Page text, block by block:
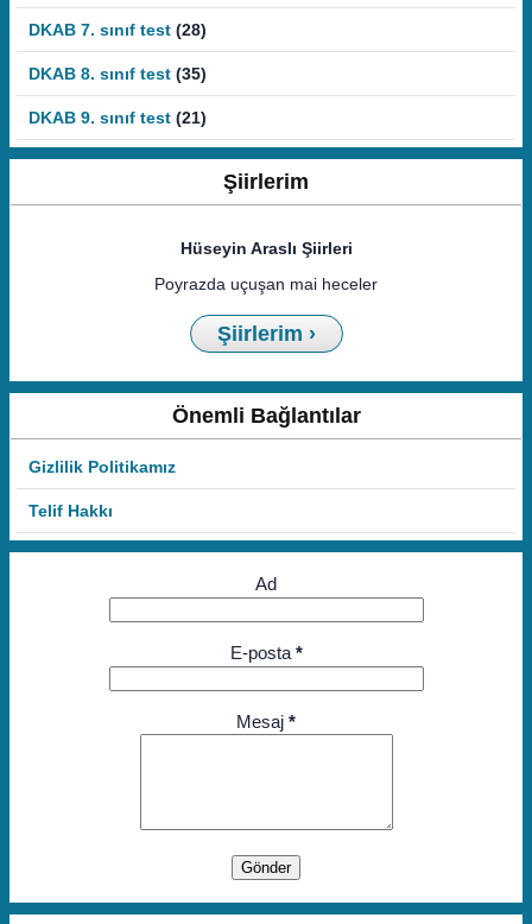
DKAB 7. sınıf test (28)
DKAB 8. sınıf test (35)
DKAB 9. sınıf test (21)
Şiirlerim
Hüseyin Araslı Şiirleri
Poyrazda uçuşan mai heceler
Şiirlerim ›
Önemli Bağlantılar
Gizlilik Politikamız
Telif Hakkı
Ad
E-posta *
Mesaj *